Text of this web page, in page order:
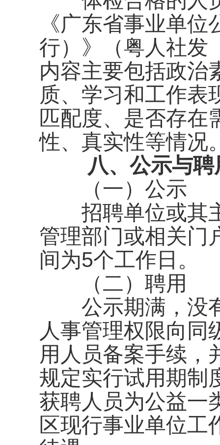
《广东省事业单
行）》（粤人社发
内容主要包括政治
质、学习和工作表
匹配度、是否存在
性、真实性等情况
八、公示与聘
（一）公示
招聘单位或其主
管理部门或相关门
间为5个工作日。
（二）聘用
公示期满，没有
人事管理权限向同
用人员备案手续，
规定实行试用期制
获聘人员为公益一
区现行事业单位工